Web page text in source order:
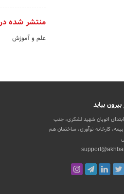
منتشر شده
علم و آموزش
بیاید
ابتدای اتوبان شهید لشکری، جنب
کارخانه نوآوری، ساختمان هم